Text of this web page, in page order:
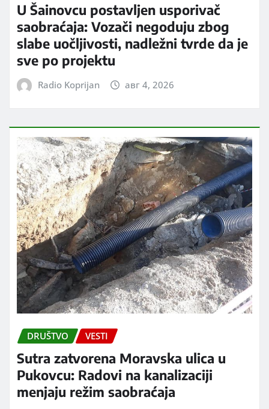
U Šainovcu postavljen usporivač
saobraćaja: Vozači negoduju zbog
slabe uočljivosti, nadležni tvrde da je
sve po projektu
Radio Koprijan авг 4, 2026
DRUŠTVO VESTI
Sutra zatvorena Moravska ulica u
Pukovcu: Radovi na kanalizaciji
menjaju režim saobraćaja